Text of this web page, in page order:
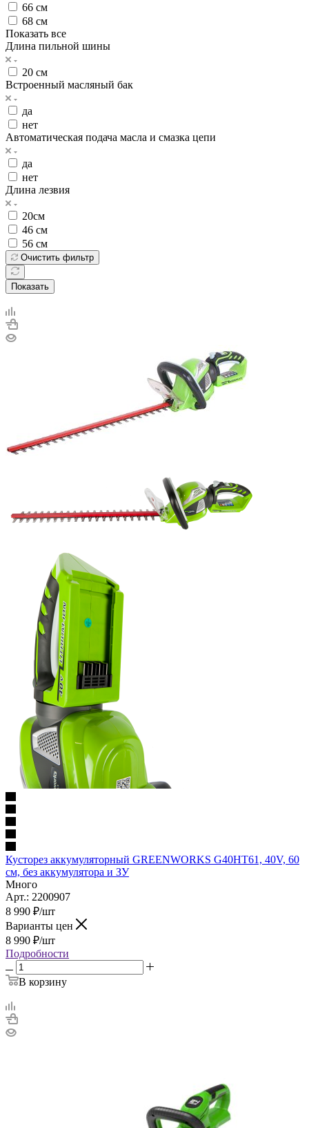
66 см
68 см
Показать все
Длина пильной шины
20 см
Встроенный масляный бак
да
нет
Автоматическая подача масла и смазка цепи
да
нет
Длина лезвия
20см
46 см
56 см
Очистить фильтр
Показать
Кусторез аккумуляторный GREENWORKS G40HT61, 40V, 60
см, без аккумулятора и ЗУ
Много
Арт.: 2200907
8 990 ₽/шт
Варианты цен
8 990 ₽/шт
Подробности
В корзину